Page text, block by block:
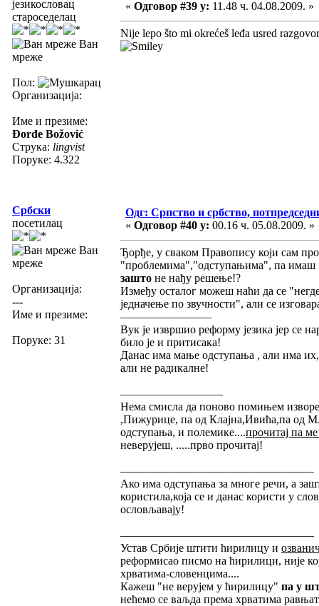
језикословац
староседелац
Ван
мреже
Пол:
Организација:
Име и презиме:
Đorđe Božović
Струка: lingvist
Поруке: 4.322
« Одговор #39 у: 11.48 ч. 04.08.2009. »
Nije lepo što mi okrećeš leđa usred
Србски
посетилац
Ван
мреже
Организација:
---
Име и презиме:
Поруке: 31
Одг: Српство и србство,
« Одговор #40 у: 00.16 ч. 05.08.2009. »
Ђорђе, у сваком Правопису који сам
"проблемима","одступањима", па имаш
зашто не нађу решење!?
Између осталог можеш наћи да се
једначење по звучности", али се
————————
Вук је извршио реформу језика јер се
било је и притисака!
Данас има мање одступања , али има их,
али не радикалне!
—————————
Нема смисла да поново помињем
,Пижурице, па од Клајна,Ивића,па од
одступања, и полемике....прочитај па
неверујеш, .....прво прочитај!
—————————————————
Ако има одступања за многе речи, а
користила,која се и данас користи у
ословљавају!
—————————————————
Устав Србије штити ћирилицу и
реформисао писмо на ћирилици, није
хрватима-словенцима....
Кажеш "не верујем у ћирилицу" па у
нећемо се ваљда према хрватима